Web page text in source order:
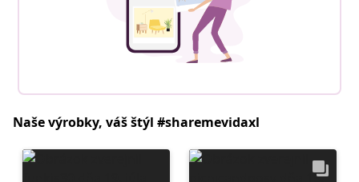
Naše výrobky, váš štýl #sharemevidaxl